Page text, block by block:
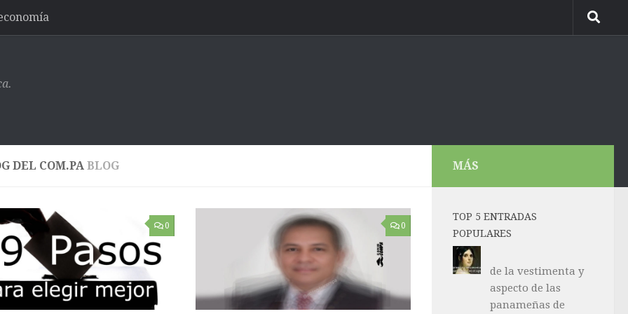
DEL COM.PA BLOG
0 0
MÁS
TOP 5 ENTRADAS
POPULARES
de la vestimenta y
aspecto de las
panameñas de